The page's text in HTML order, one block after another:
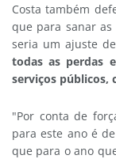
Costa também
que para sanar as
seria um ajuste
todas as perdas
serviços públicos,
"Por conta de
para este ano é
que para o ano